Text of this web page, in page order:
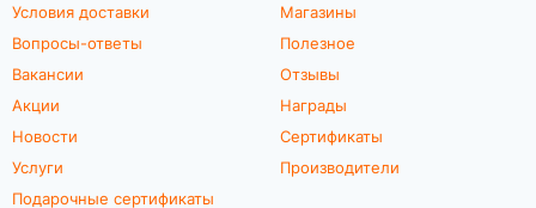
Условия доставки
Вопросы-ответы
Вакансии
Акции
Новости
Услуги
Подарочные сертификаты
Магазины
Полезное
Отзывы
Награды
Сертификаты
Производители